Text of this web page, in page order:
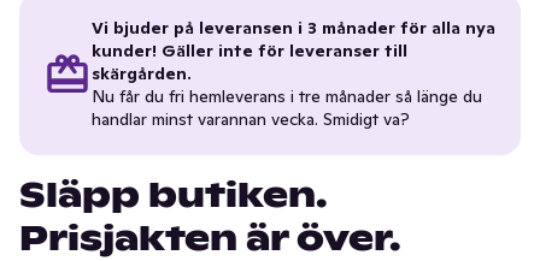
Vi bjuder på leveransen i 3 månader för alla nya
kunder! Gäller inte för leveranser till
skärgården.
Nu får du fri hemleverans i tre månader så länge du
handlar minst varannan vecka. Smidigt va?
Släpp butiken.
Prisjakten är över.